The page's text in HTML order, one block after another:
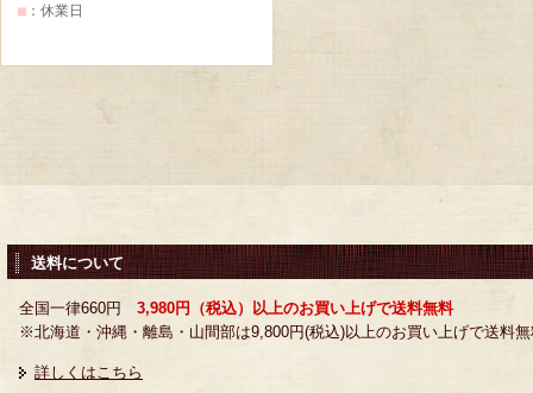
送料について
全国一律660円 3,980円（税込）以上のお買い上げで送料無料
※北海道・沖縄・離島・山間部は9,800円(税込)以上のお買い上げで送料
詳しくはこちら